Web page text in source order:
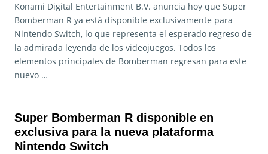
Konami Digital Entertainment B.V. anuncia hoy que Super
Bomberman R ya está disponible exclusivamente para
Nintendo Switch, lo que representa el esperado regreso de
la admirada leyenda de los videojuegos. Todos los
elementos principales de Bomberman regresan para este
nuevo …
Super Bomberman R disponible en
exclusiva para la nueva plataforma
Nintendo Switch